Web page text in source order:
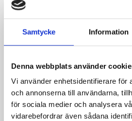
Samtycke Information
Denna webbplats använder
Vi använder enhetsidentifierare för
och annonserna till användarna,
för sociala medier och analysera
vidarebefordrar även sådana
Sommarens godaste
gurksallad